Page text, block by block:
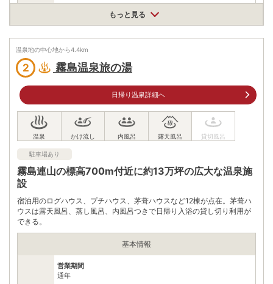
アクセス
鹿児島県霧島市牧園町高千穂4970
へ22km
公共交通機関
バスで30分、湯之谷温泉下車、徒歩3分
電話番号 0995782852
※ 掲載情報は変更になる場合があります。最新の内容はご利用前にご自身でお
問合せください。
※ 料金情報は税込・税抜表記が混ざっております。正しい金額はご利用前にご
自身でお問合せください。
もっと見る
温泉地の中心地から4.4km
2 霧島温泉旅の湯
日帰り温泉詳細へ
駐車場あり
霧島連山の標高700m付近に約13万坪の広大な温泉施
設
宿泊用のログハウス、プチハウス、茅葺ハウスなど12棟が点在。茅葺ハ
ウスは露天風呂、蒸し風呂、内風呂つきで日帰り入浴の貸し切り利用が
できる。
基本情報
営業期間
通年